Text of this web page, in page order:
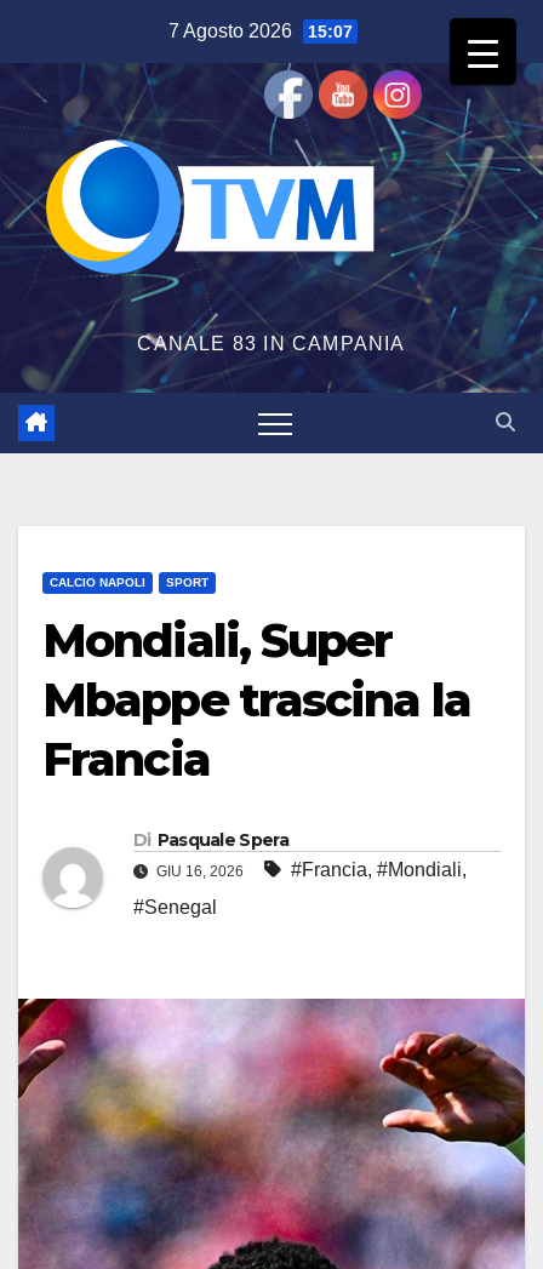
contenuto
7 Agosto 2026 15:07
CANALE 83 IN CAMPANIA
CALCIO NAPOLI SPORT
Mondiali, Super
Mbappe trascina la
Francia
Di Pasquale Spera
GIU 16, 2026 #Francia, #Mondiali,
#Senegal